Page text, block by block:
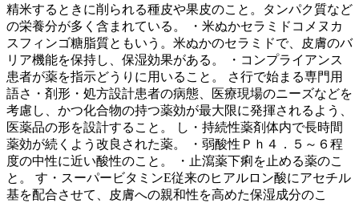
精米するときに削られる種皮や果皮のこと。タンパク質など
の栄養分が多く含まれている。 ・米ぬかセラミドコメヌカ
スフィンゴ糖脂質ともいう。米ぬかのセラミドで、皮膚のバ
リア機能を保持し、保湿効果がある。 ・コンプライアンス
患者が薬を指示どうりに用いること。 さ行で始まる専門用
語さ・剤形・処方設計患者の病態、医療現場のニーズなどを
考慮し、かつ化合物の持つ薬効が最大限に発揮されるよう、
医薬品の形を設計すること。 し・持続性薬剤体内で長時間
薬効が続くよう改良された薬。 ・弱酸性Ｐｈ４．５～６程
度の中性に近い酸性のこと。 ・止瀉薬下痢を止める薬のこ
と。 す・スーパービタミンE従来のヒアルロン酸にアセチル
基を配合させて、皮膚への親和性を高めた保湿成分のこ